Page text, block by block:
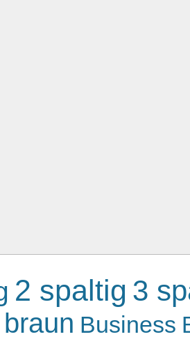
2 spaltig 3
braun Business